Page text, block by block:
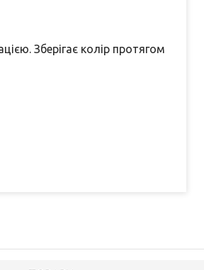
Зберігає колір протягом